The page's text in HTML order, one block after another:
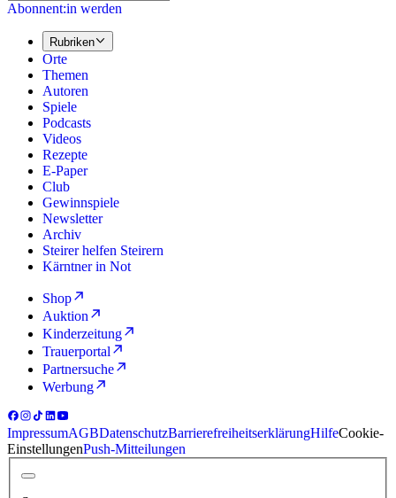
Abonnent:in werden
Rubriken
Orte
Themen
Autoren
Spiele
Podcasts
Videos
Rezepte
E-Paper
Club
Gewinnspiele
Newsletter
Archiv
Steirer helfen Steirern
Kärntner in Not
Shop
Auktion
Kinderzeitung
Trauerportal
Partnersuche
Werbung
ImpressumAGBDatenschutzBarrierefreiheitserklärungHilfeCookie-
EinstellungenPush-Mitteilungen